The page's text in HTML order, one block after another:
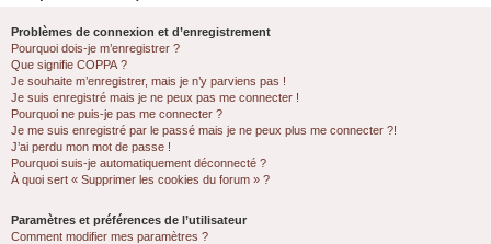
Problèmes de connexion et d’enregistrement
Pourquoi dois-je m’enregistrer ?
Que signifie COPPA ?
Je souhaite m’enregistrer, mais je n’y parviens pas !
Je suis enregistré mais je ne peux pas me connecter !
Pourquoi ne puis-je pas me connecter ?
Je me suis enregistré par le passé mais je ne peux plus me connecter ?!
J’ai perdu mon mot de passe !
Pourquoi suis-je automatiquement déconnecté ?
À quoi sert « Supprimer les cookies du forum » ?
Paramètres et préférences de l’utilisateur
Comment modifier mes paramètres ?